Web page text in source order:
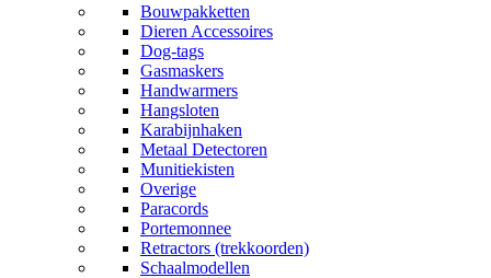
Bouwpakketten
Dieren Accessoires
Dog-tags
Gasmaskers
Handwarmers
Hangsloten
Karabijnhaken
Metaal Detectoren
Munitiekisten
Overige
Paracords
Portemonnee
Retractors (trekkoorden)
Schaalmodellen